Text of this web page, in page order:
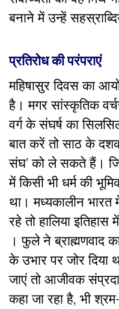
बनाने में उन्हें
प्रतिरोध की परंपराएं
महिषासुर दिवस का
है। मगर सांस्कृतिक
वर्ग के संघर्ष का
बात करें तो साठ के
संघ’ को ले सकते हैं।
में किसी भी धर्म की
था। मध्यकालीन
रहे तो हालिया
। फुले ने ब्राह्मणवाद
के उभार पर जोर दिया
जाएं तो आजीवक
कहा जा रहा है, भी